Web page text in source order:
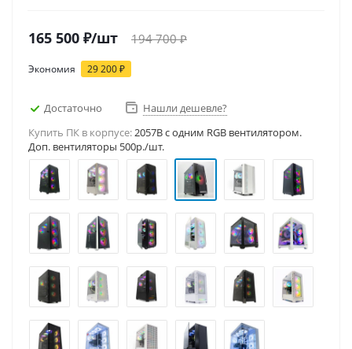
165 500 ₽/шт 194 700₽
Экономия 29 200₽
Достаточно
Нашли дешевле?
Купить ПК в корпусе:2057B c одним RGB вентилятором.
Доп. вентиляторы 500р./шт.